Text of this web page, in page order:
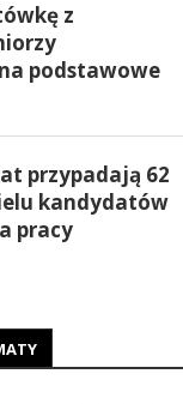
z
podstawowe
przypadają 62
kandydatów
pracy